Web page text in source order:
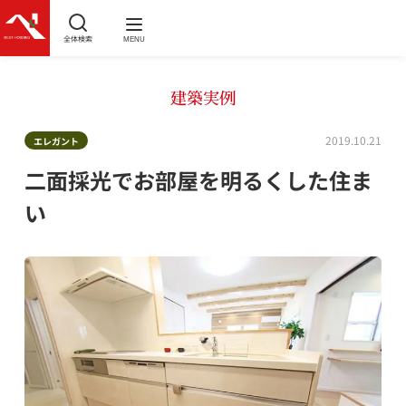
全体検索 MENU
建築実例
エレガント 2019.10.21
二面採光でお部屋を明るくした住ま
い